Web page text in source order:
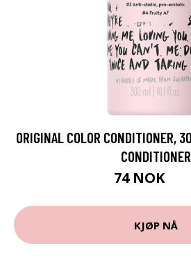
ORIGINAL COLOR CONDITIONER,
CONDITIONER
74 NOK
KJØP NÅ